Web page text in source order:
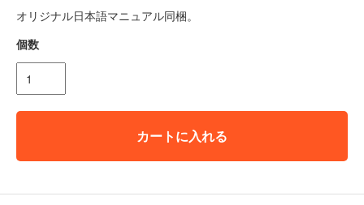
オリジナル日本語マニュアル同梱。
個数
カートに入れる